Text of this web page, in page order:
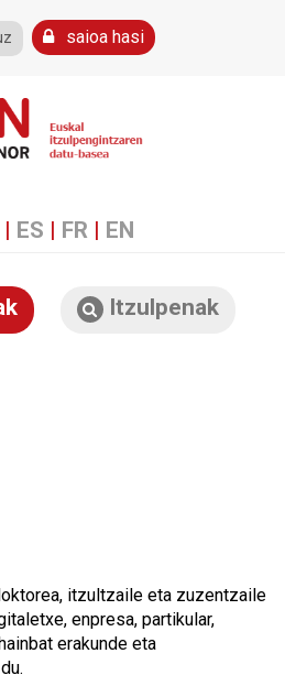
saioa hasi
| ES | FR | EN
Itzulpenak
itzultzaile eta zuzentzaile
enpresa, partikular,
erakunde eta